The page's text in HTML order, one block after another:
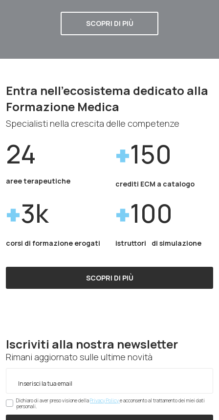
SCOPRI DI PIÙ
Entra nell'ecosistema dedicato alla
Formazione Medica
Specialisti nella crescita delle competenze
24
aree terapeutiche
150
crediti ECM a catalogo
3k
corsi di formazione erogati
100
istruttori di simulazione
SCOPRI DI PIÙ
Iscriviti alla nostra newsletter
Rimani aggiornato sulle ultime novità
Dichiaro di aver preso visione dellaPrivacy Policye acconsento al trattamento dei miei dati
personali.